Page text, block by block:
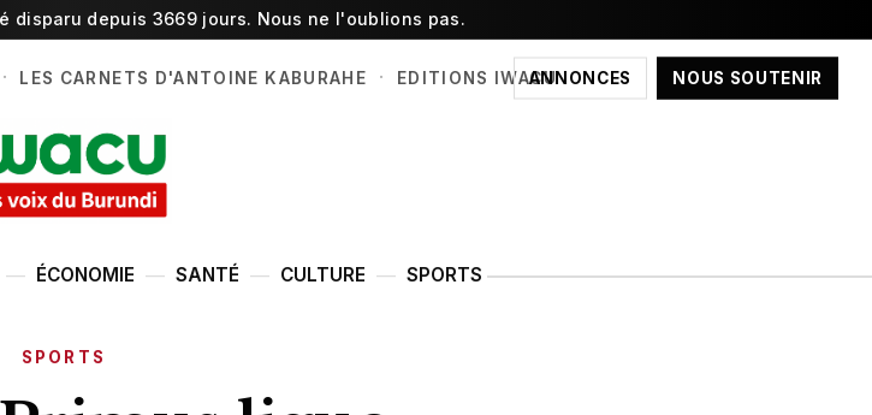
disparu depuis 3669 jours. Nous ne l'oublions pas.
ANNONCES NOUS SOUTENIR
· LES CARNETS D'ANTOINE KABURAHE · EDITIONS IWACU
ÉCONOMIE SANTÉ CULTURE SPORTS
SPORTS